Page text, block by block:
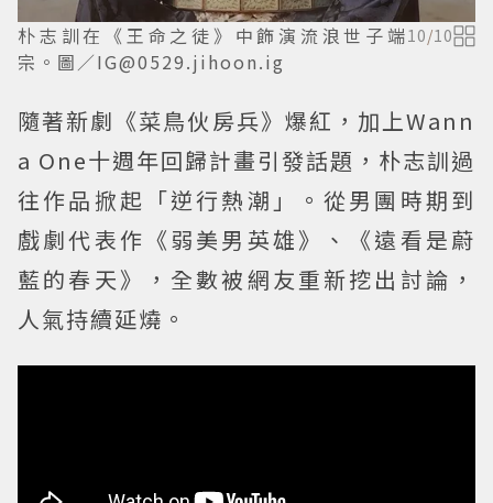
朴志訓在《王命之徒》中飾演流浪世子端
宗。圖／IG@0529.jihoon.ig
10/10
隨著新劇《菜鳥伙房兵》爆紅，加上Wann
a One十週年回歸計畫引發話題，朴志訓過
往作品掀起「逆行熱潮」。從男團時期到
戲劇代表作《弱美男英雄》、《遠看是蔚
藍的春天》，全數被網友重新挖出討論，
人氣持續延燒。